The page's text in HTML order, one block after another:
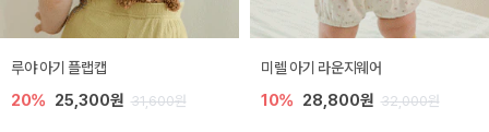
루야 아기 플랩캡
20% 25,300원 31,600원
미렐 아기 라운지웨어
10% 28,800원 32,000원